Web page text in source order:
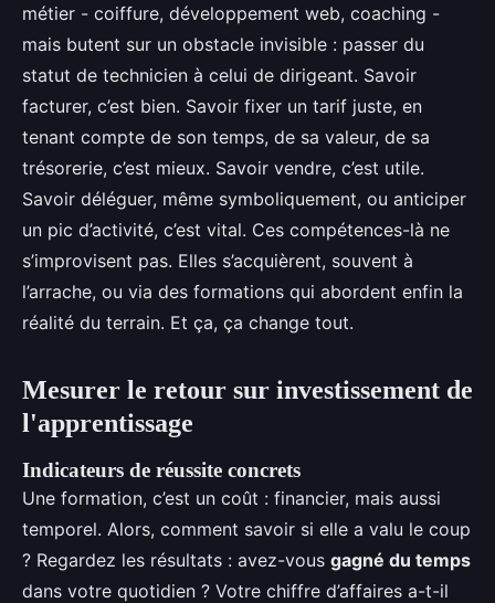
métier - coiffure, développement web, coaching -
mais butent sur un obstacle invisible : passer du
statut de technicien à celui de dirigeant. Savoir
facturer, c’est bien. Savoir fixer un tarif juste, en
tenant compte de son temps, de sa valeur, de sa
trésorerie, c’est mieux. Savoir vendre, c’est utile.
Savoir déléguer, même symboliquement, ou anticiper
un pic d’activité, c’est vital. Ces compétences-là ne
s’improvisent pas. Elles s’acquièrent, souvent à
l’arrache, ou via des formations qui abordent enfin la
réalité du terrain. Et ça, ça change tout.
Mesurer le retour sur investissement de
l'apprentissage
Indicateurs de réussite concrets
Une formation, c’est un coût : financier, mais aussi
temporel. Alors, comment savoir si elle a valu le coup
? Regardez les résultats : avez-vous gagné du temps
dans votre quotidien ? Votre chiffre d’affaires a-t-il